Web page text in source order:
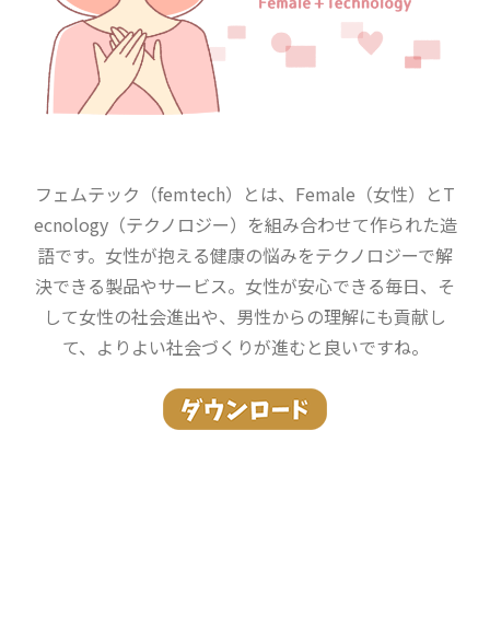
フェムテック（femtech）とは、Female（女性）とT
ecnology（テクノロジー）を組み合わせて作られた造
語です。女性が抱える健康の悩みをテクノロジーで解
決できる製品やサービス。女性が安心できる毎日、そ
して女性の社会進出や、男性からの理解にも貢献し
て、よりよい社会づくりが進むと良いですね。